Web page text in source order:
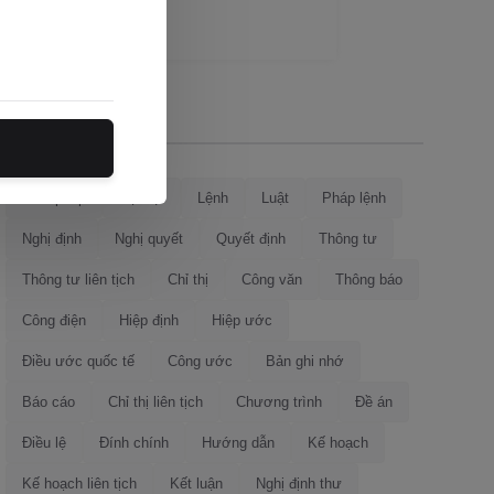
Loại văn bản
Lệnh Luật Pháp lệnh
Nghị định Nghị quyết Quyết định Thông tư
Thông tư liên tịch Chỉ thị Công văn Thông báo
Công điện Hiệp định Hiệp ước
Điều ước quốc tế Công ước Bản ghi nhớ
Báo cáo Chỉ thị liên tịch Chương trình Đề án
Điều lệ Đính chính Hướng dẫn Kế hoạch
Kế hoạch liên tịch Kết luận Nghị định thư